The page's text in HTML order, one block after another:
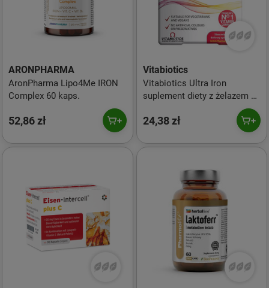
ARONPHARMA
AronPharma Lipo4Me IRON
Complex 60 kaps.
52,86 zł
Vitabiotics
Vitabiotics Ultra Iron
suplement diety z żelazem 30
24,38 zł